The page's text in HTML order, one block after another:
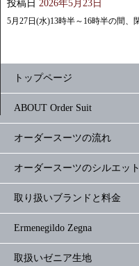
投稿日 2026年5月23日
5月27日(水)13時半～16時半の間、
トップページ
ABOUT Order Suit
オーダースーツの流れ
オーダースーツのシルエット
取り扱いブランドと料金
Ermenegildo Zegna
取扱いゼニア生地